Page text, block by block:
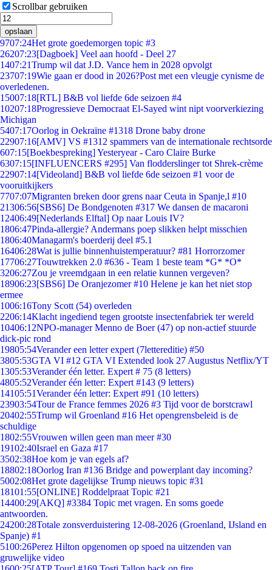
Scrollbar gebruiken
opslaan
9707:24Het grote goedemorgen topic #3
26207:23[Dagboek] Veel aan hoofd - Deel 27
1407:21Trump wil dat J.D. Vance hem in 2028 opvolgt
23707:19Wie gaan er dood in 2026?Post met een vleugje cynisme de
overledenen.
15007:18[RTL] B&B vol liefde 6de seizoen #4
10207:18Progressieve Democraat El-Sayed wint nipt voorverkiezing
Michigan
5407:17Oorlog in Oekraïne #1318 Drone baby drone
22907:16[AMV] VS #1312 spammers van de internationale rechtsorde
607:15[Boekbespreking] Yesteryear - Caro Claire Burke
6307:15[INFLUENCERS #295] Van flodderslinger tot Shrek-crème
22907:14[Videoland] B&B vol liefde 6de seizoen #1 voor de
vooruitkijkers
7707:07Migranten breken door grens naar Ceuta in Spanje,l #10
21306:56[SBS6] De Bondgenoten #317 We dansen de macaroni
12406:49[Nederlands Elftal] Op naar Louis IV?
1806:47Pinda-allergie? Andermans poep slikken helpt misschien
1806:40Managarm's boerderij deel #5.1
16406:28Wat is jullie binnenhuistemperatuur? #81 Horrorzomer
17706:27Touwtrekken 2.0 #636 - Team 1 beste team *G* *O*
3206:27Zou je vreemdgaan in een relatie kunnen vergeven?
18906:23[SBS6] De Oranjezomer #10 Helene je kan het niet stop
ermee
1006:16Tony Scott (54) overleden
2206:14Klacht ingediend tegen grootste insectenfabriek ter wereld
10406:12NPO-manager Menno de Boer (47) op non-actief stuurde
dick-pic rond
19805:54Verander een letter expert (7lettereditie) #50
3805:53GTA VI #12 GTA VI Extended look 27 Augustus Netflix/YT
1305:53Verander één letter. Expert # 75 (8 letters)
4805:52Verander één letter: Expert #143 (9 letters)
14105:51Verander één letter: Expert #91 (10 letters)
23903:54Tour de France femmes 2026 #3 Tijd voor de borstcrawl
20402:55Trump wil Groenland #16 Het opengrensbeleid is de
schuldige
1802:55Vrouwen willen geen man meer #30
19102:40Israel en Gaza #17
3502:38Hoe kom je van egels af?
18802:18Oorlog Iran #136 Bridge and powerplant day incoming?
5002:08Het grote dagelijkse Trump nieuws topic #31
18101:55[ONLINE] Roddelpraat Topic #21
14400:29[AKQ] #3384 Topic met vragen. En soms goede
antwoorden.
24200:28Totale zonsverduistering 12-08-2026 (Groenland, IJsland en
Spanje) #1
5100:26Perez Hilton opgenomen op spoed na uitzenden van
gruwelijke video